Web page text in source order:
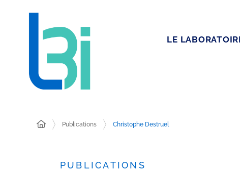
LE
Publications Christophe Destruel
PUBLICATIONS